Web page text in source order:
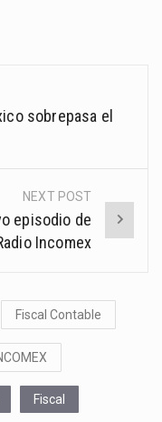
sobrepasa el
NEXT POST
episodio de
Incomex
Fiscal Contable
Fiscal